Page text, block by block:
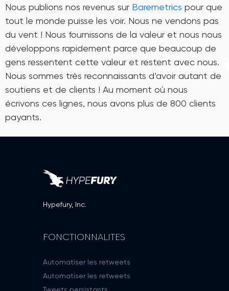
Nous publions nos revenus sur Baremetrics pour que
tout le monde puisse les voir. Nous ne vendons pas
du vent ! Nous fournissons de la valeur et nous nous
développons rapidement parce que beaucoup de
gens ressentent cette valeur et restent avec nous.
Nous sommes très reconnaissants d’avoir autant de
soutiens et de clients ! Au moment où nous
écrivons ces lignes, nous avons plus de 800 clients
payants.
Hypefury, Inc.
FONCTIONNALITES
Automatiser les retweets
Automatiser les retweets